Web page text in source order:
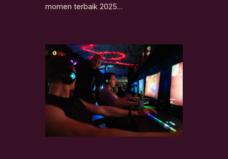
momen terbaik 2025…